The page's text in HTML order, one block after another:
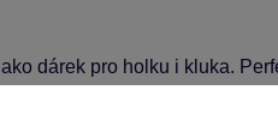
dárek pro holku i kluka.